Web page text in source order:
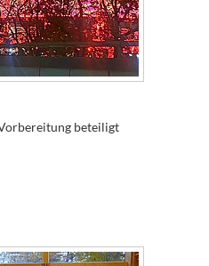
beteiligt